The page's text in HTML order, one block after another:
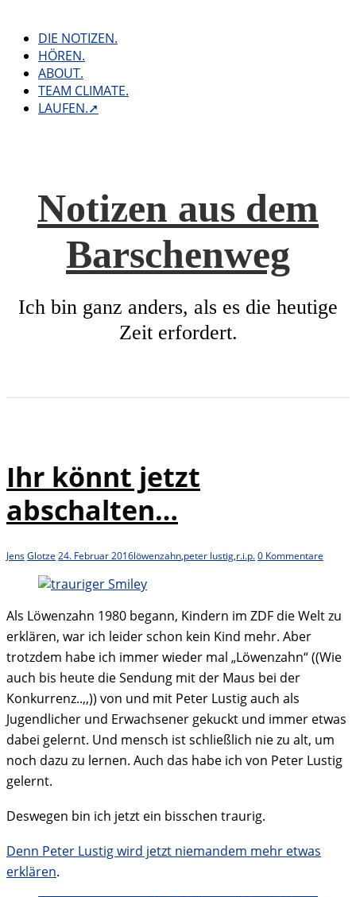
contentDIE NOTIZEN.
HÖREN.
ABOUT.
TEAM CLIMATE.
LAUFEN.➚
Notizen aus dem
Barschenweg
Ich bin ganz anders, als es die heutige
Zeit erfordert.
Ihr könnt jetzt
abschalten…
JensGlotze 24. Februar 2016löwenzahn,peter lustig,r.i.p.0 Kommentare
Als Löwenzahn 1980 begann, Kindern im ZDF die Welt zu
erklären, war ich leider schon kein Kind mehr. Aber
trotzdem habe ich immer wieder mal „Löwenzahn“ ((Wie
auch bis heute die Sendung mit der Maus bei der
Konkurrenz..,,)) von und mit Peter Lustig auch als
Jugendlicher und Erwachsener gekuckt und immer etwas
dabei gelernt. Und mensch ist schließlich nie zu alt, um
noch dazu zu lernen. Auch das habe ich von Peter Lustig
gelernt.
Deswegen bin ich jetzt ein bisschen traurig.
Denn Peter Lustig wird jetzt niemandem mehr etwas
erklären.